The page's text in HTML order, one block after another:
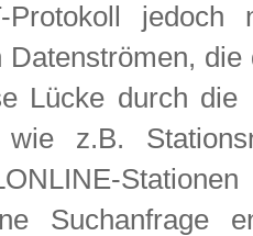
jedoch
Datenströmen,
Lücke durch die
wie z.B.
Suchanfrage